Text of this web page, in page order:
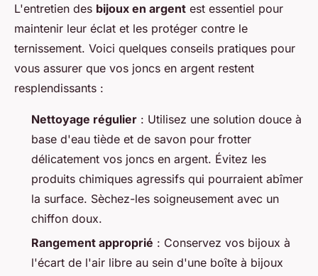
L'entretien des bijoux en argent est essentiel pour
maintenir leur éclat et les protéger contre le
ternissement. Voici quelques conseils pratiques pour
vous assurer que vos joncs en argent restent
resplendissants :
Nettoyage régulier : Utilisez une solution douce à
base d'eau tiède et de savon pour frotter
délicatement vos joncs en argent. Évitez les
produits chimiques agressifs qui pourraient abîmer
la surface. Sèchez-les soigneusement avec un
chiffon doux.
Rangement approprié : Conservez vos bijoux à
l'écart de l'air libre au sein d'une boîte à bijoux